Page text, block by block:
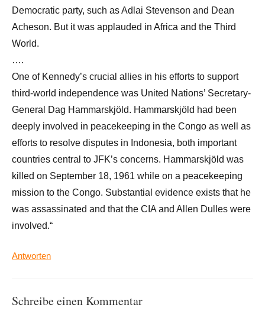
Democratic party, such as Adlai Stevenson and Dean
Acheson. But it was applauded in Africa and the Third
World.
….
One of Kennedy’s crucial allies in his efforts to support
third-world independence was United Nations’ Secretary-
General Dag Hammarskjöld. Hammarskjöld had been
deeply involved in peacekeeping in the Congo as well as
efforts to resolve disputes in Indonesia, both important
countries central to JFK’s concerns. Hammarskjöld was
killed on September 18, 1961 while on a peacekeeping
mission to the Congo. Substantial evidence exists that he
was assassinated and that the CIA and Allen Dulles were
involved.“
Antworten
Schreibe einen Kommentar